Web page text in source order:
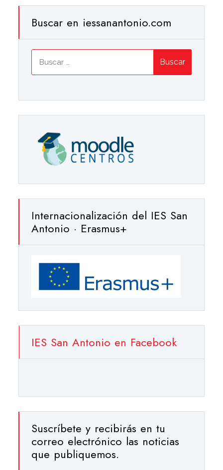
Buscar en iessanantonio.com
Internacionalización del IES San
Antonio · Erasmus+
IES San Antonio en Facebook
Suscríbete y recibirás en tu
correo electrónico las noticias
que publiquemos.